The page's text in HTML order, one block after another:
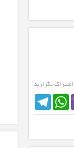
بگزارید
TelegramWhatsApp